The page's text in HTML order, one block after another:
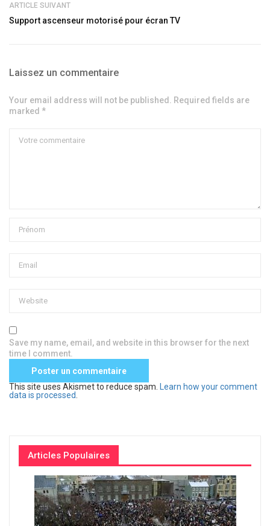
ARTICLE SUIVANT
Support ascenseur motorisé pour écran TV
Laissez un commentaire
Your email address will not be published. Required fields are
marked *
Save my name, email, and website in this browser for the next
time I comment.
This site uses Akismet to reduce spam. Learn how your comment
data is processed
Articles Populaires